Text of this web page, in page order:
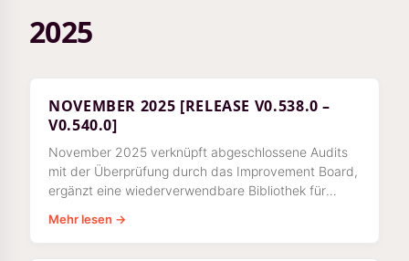
2025
NOVEMBER 2025 [RELEASE V0.538.0 –
V0.540.0]
November 2025 verknüpft abgeschlossene Audits
mit der Überprüfung durch das Improvement Board,
ergänzt eine wiederverwendbare Bibliothek für
führt Zeitabschätzungen sowie geplante
Freigabetermine für Arbeitsanweisungen ein.
Mehr lesen →